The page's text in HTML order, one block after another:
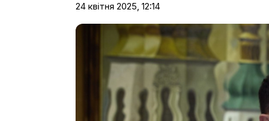
24 квітня 2025, 12:14